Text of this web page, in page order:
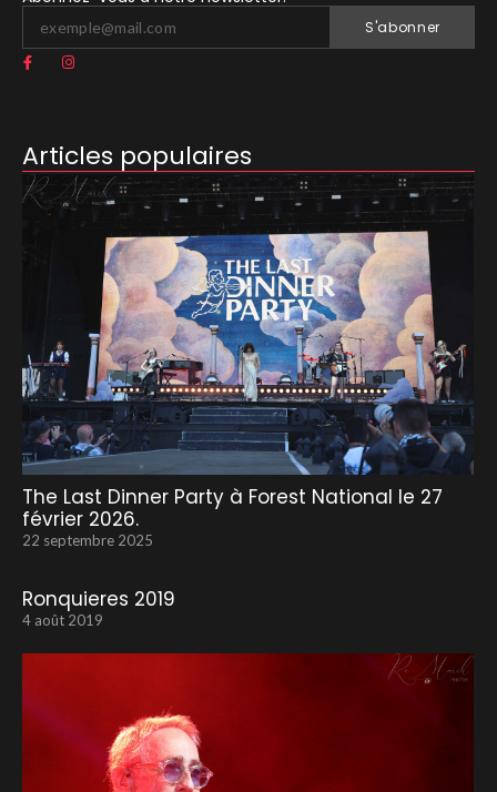
S'abonner
Articles populaires
The Last Dinner Party à Forest National le 27
février 2026.
22 septembre 2025
Ronquieres 2019
4 août 2019